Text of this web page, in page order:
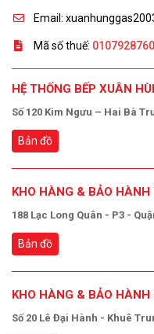
Email:
Mã số thuế: 0107928760
HỆ THỐNG BẾP XUÂN
Số 120 Kim Ngưu – Hai Bà
Bản đồ
KHO HÀNG & BẢO HÀNH
188 Lạc Long Quân - P3 -
Bản đồ
KHO HÀNG & BẢO HÀNH
Số 20 Lê Đại Hành - Khuê